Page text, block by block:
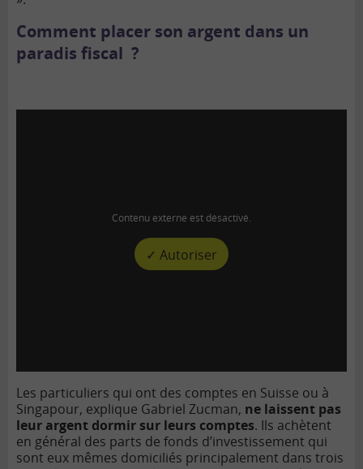
Comment placer son argent dans un
paradis fiscal ?
Contenu externe est désactivé.
✓ Autoriser
Les particuliers qui ont des comptes en Suisse ou à
Singapour, explique Gabriel Zucman, ne laissent pas
leur argent dormir sur leurs comptes. Ils achètent
en général des parts de fonds d’investissement qui
sont eux mêmes domiciliés principalement dans trois